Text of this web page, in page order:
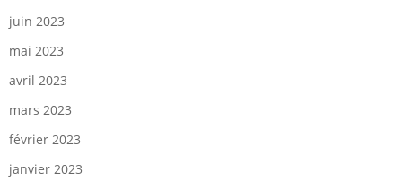
juin 2023
mai 2023
avril 2023
mars 2023
février 2023
janvier 2023